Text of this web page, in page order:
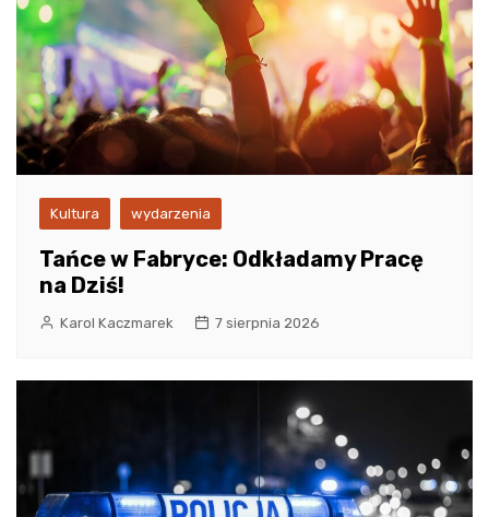
Kultura wydarzenia
Tańce w Fabryce: Odkładamy Pracę
na Dziś!
Karol Kaczmarek 7 sierpnia 2026